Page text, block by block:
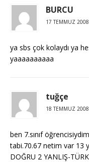
BURCU
17 TEMMUZ
ya sbs çok kolaydı ya
yaaaaaaaaaa
tuğçe
18 TEMMUZ
ben 7.sınıf
tabi.70.67 netim var 13
DOĞRU 2 YANLIŞ-